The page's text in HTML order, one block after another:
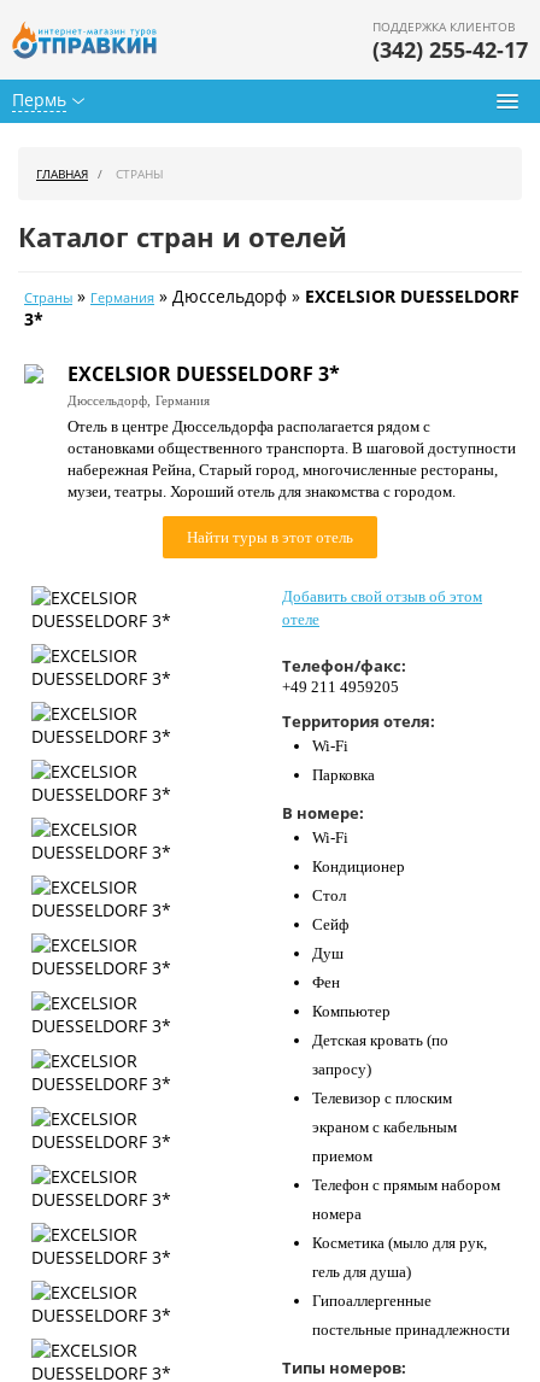
Пермь
ПОДДЕРЖКА КЛИЕНТОВ
(342) 255-42-17
Календарь туров
Цены дня
Страны
Как купить
ГЛАВНАЯ СТРАНЫ
Каталог стран и отелей
Страны » Германия » Дюссельдорф » EXCELSIOR DUESSELDORF
3*
EXCELSIOR DUESSELDORF 3*
Дюссельдорф, Германия
Отель в центре Дюссельдорфа располагается рядом с
остановками общественного транспорта. В шаговой доступности
набережная Рейна, Старый город, многочисленные рестораны,
музеи, театры. Хороший отель для знакомства с городом.
Найти туры в этот отель
Добавить свой отзыв об этом
отеле
Телефон/факс:
+49 211 4959205
Территория отеля:
Wi-Fi
Парковка
В номере:
Wi-Fi
Кондиционер
Стол
Сейф
Душ
Фен
Компьютер
Детская кровать (по
запросу)
Телевизор с плоским
экраном с кабельным
приемом
Телефон с прямым набором
номера
Косметика (мыло для рук,
гель для душа)
Гипоаллергенные
постельные принадлежности
Типы номеров: